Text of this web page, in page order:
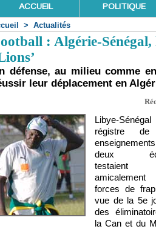
ACCUEIL POLITIQUE
> Actualités
: Algérie-Sénégal,
défense, au milieu comme
leur déplacement en
Libye-
régistre
deux
testaient
forces de
vue de la 5e
des
la Can et du